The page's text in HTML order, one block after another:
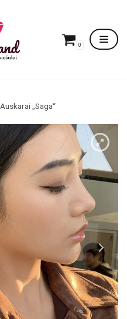
0
Auskarai „Saga“